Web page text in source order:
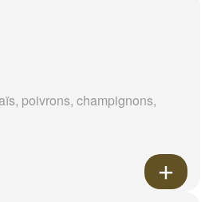
poivrons, champignons,